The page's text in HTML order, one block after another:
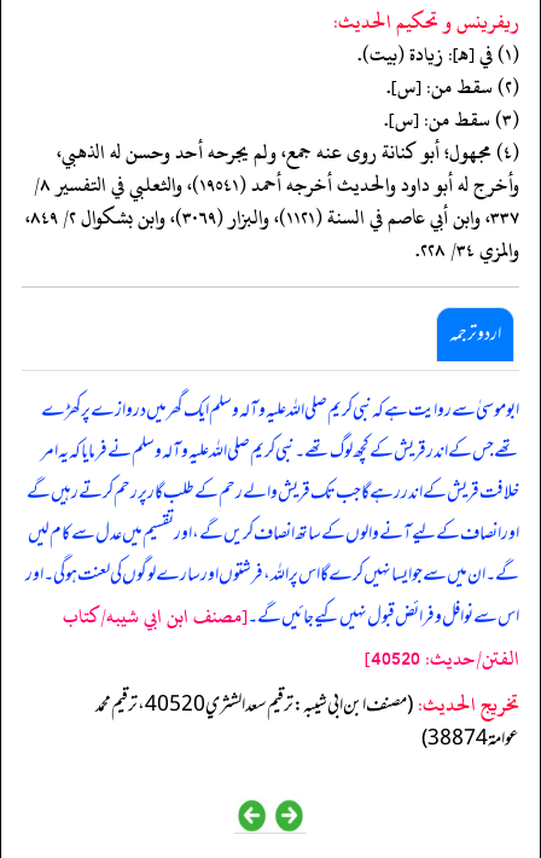
ريفرينس و تحكيم الحدیث:
(١) في [هـ]: زيادة (بيت).
(٢) سقط من: [س].
(٣) سقط من: [س].
(٤) مجهول؛ أبو كنانة روى عنه جمع، ولم يجرحه أحد وحسن له الذهبي،
وأخرج له أبو داود والحديث أخرجه أحمد (١٩٥٤١)، والثعلبي في التفسير ٨/
٣٣٧، وابن أبي عاصم في السنة (١١٢١)، والبزار (٣٠٦٩)، وابن بشكوال ٢/ ٨٤٩،
والمزي ٣٤/ ٢٢٨.
اردو ترجمہ
ابو موسیٰ سے روایت ہے کہ نبی کریم صلی اللہ علیہ وآلہ وسلم ایک گھر میں دروازے پر کھڑے
تھے جس کے اندر قریش کے کچھ لوگ تھے۔ نبی کریم صلی اللہ علیہ وآلہ وسلم نے فرمایا کہ یہ امر
خلافت قریش کے اندر رہے گا جب تک قریش والے رحم کے طلب گار پر رحم کرتے رہیں گے
اور انصاف کے لیے آنے والوں کے ساتھ انصاف کریں گے، اور تقسیم میں عدل سے کام لیں
گے۔ ان میں سے جو ایسا نہیں کرے گا اس پر اللہ، فرشتوں اور سارے لوگوں کی لعنت ہوگی۔ اور
اس سے نوافل و فرائض قبول نہیں کیے جائیں گے۔[مصنف ابن ابي شيبه/كتاب
الفتن/حدیث: 40520]
تخریج الحدیث:
(مصنف ابن ابي شيبه: ترقيم سعد الشثري 40520، ترقيم محمد
عوامة 38874)